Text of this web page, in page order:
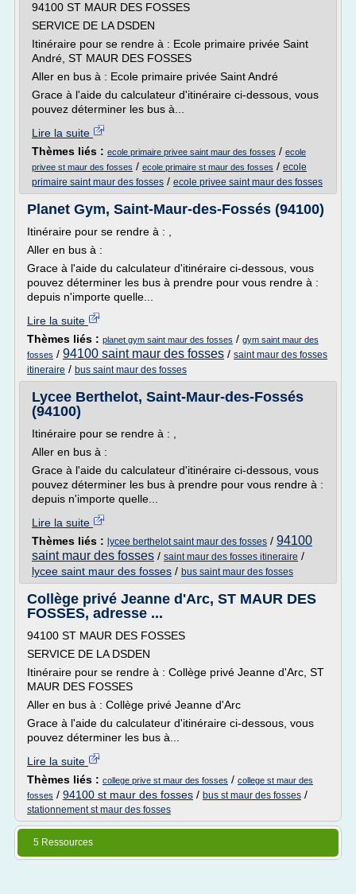
94100 ST MAUR DES FOSSES
SERVICE DE LA DSDEN
Itinéraire pour se rendre à : Ecole primaire privée Saint
André, ST MAUR DES FOSSES
Aller en bus à : Ecole primaire privée Saint André
Grace à l'aide du calculateur d'itinéraire ci-dessous, vous
pouvez déterminer les bus à...
Lire la suite
Thèmes liés : ecole primaire privee saint maur des fosses / ecole
privee st maur des fosses / ecole primaire st maur des fosses / ecole
primaire saint maur des fosses / ecole privee saint maur des fosses
Planet Gym, Saint-Maur-des-Fossés (94100)
Itinéraire pour se rendre à : ,
Aller en bus à :
Grace à l'aide du calculateur d'itinéraire ci-dessous, vous
pouvez déterminer les bus à prendre pour vous rendre à :
depuis n'importe quelle...
Lire la suite
Thèmes liés : planet gym saint maur des fosses / gym saint maur des
fosses / 94100 saint maur des fosses / saint maur des fosses
itineraire / bus saint maur des fosses
Lycee Berthelot, Saint-Maur-des-Fossés
(94100)
Itinéraire pour se rendre à : ,
Aller en bus à :
Grace à l'aide du calculateur d'itinéraire ci-dessous, vous
pouvez déterminer les bus à prendre pour vous rendre à :
depuis n'importe quelle...
Lire la suite
Thèmes liés : lycee berthelot saint maur des fosses / 94100
saint maur des fosses / saint maur des fosses itineraire /
lycee saint maur des fosses / bus saint maur des fosses
Collège privé Jeanne d'Arc, ST MAUR DES
FOSSES, adresse ...
94100 ST MAUR DES FOSSES
SERVICE DE LA DSDEN
Itinéraire pour se rendre à : Collège privé Jeanne d'Arc, ST
MAUR DES FOSSES
Aller en bus à : Collège privé Jeanne d'Arc
Grace à l'aide du calculateur d'itinéraire ci-dessous, vous
pouvez déterminer les bus à...
Lire la suite
Thèmes liés : college prive st maur des fosses / college st maur des
fosses / 94100 st maur des fosses / bus st maur des fosses /
stationnement st maur des fosses
5 Ressources